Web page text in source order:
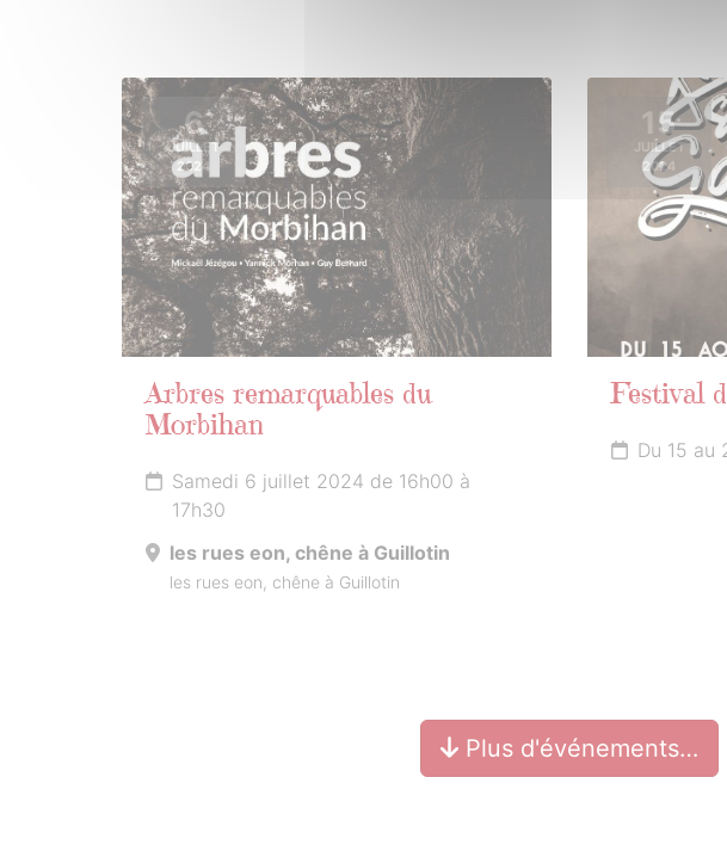
6
JUILLET
2024
Arbres remarquables du
Morbihan
Samedi 6 juillet 2024 de 16h00 à
17h30
les rues eon, chêne à Guillotin
les rues eon, chêne à Guillotin
15
JUILLET
2024
Festival
Du 15 au
Plus d'événements…